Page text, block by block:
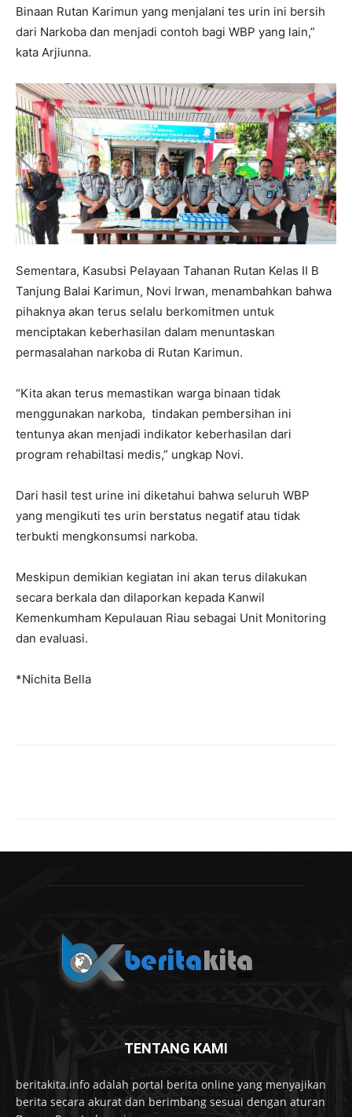
Binaan Rutan Karimun yang menjalani tes urin ini bersih
dari Narkoba dan menjadi contoh bagi WBP yang lain,”
kata Arjiunna.
Sementara, Kasubsi Pelayaan Tahanan Rutan Kelas II B
Tanjung Balai Karimun, Novi Irwan, menambahkan bahwa
pihaknya akan terus selalu berkomitmen untuk
menciptakan keberhasilan dalam menuntaskan
permasalahan narkoba di Rutan Karimun.
“Kita akan terus memastikan warga binaan tidak
menggunakan narkoba, tindakan pembersihan ini
tentunya akan menjadi indikator keberhasilan dari
program rehabiltasi medis,” ungkap Novi.
Dari hasil test urine ini diketahui bahwa seluruh WBP
yang mengikuti tes urin berstatus negatif atau tidak
terbukti mengkonsumsi narkoba.
Meskipun demikian kegiatan ini akan terus dilakukan
secara berkala dan dilaporkan kepada Kanwil
Kemenkumham Kepulauan Riau sebagai Unit Monitoring
dan evaluasi.
*Nichita Bella
TENTANG KAMI
beritakita.info adalah portal berita online yang menyajikan
berita secara akurat dan berimbang sesuai dengan aturan